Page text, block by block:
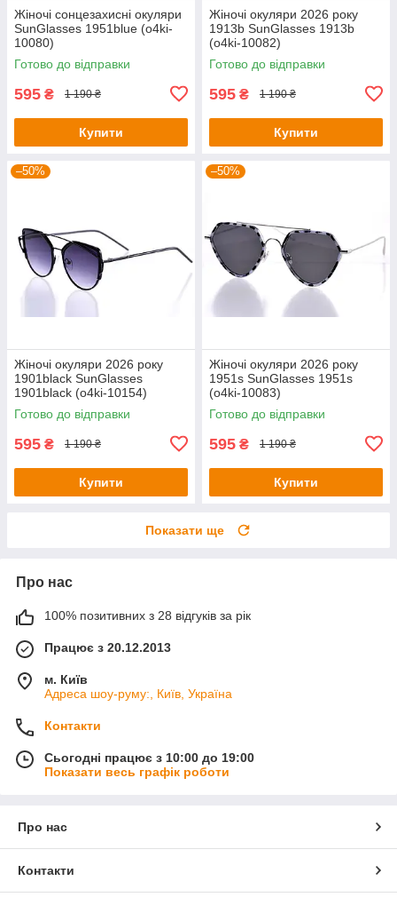
Жіночі сонцезахисні окуляри
SunGlasses 1951blue (o4ki-
10080)
Готово до відправки
595 ₴ 1 190 ₴
Купити
Жіночі окуляри 2026 року
1913b SunGlasses 1913b
(o4ki-10082)
Готово до відправки
595 ₴ 1 190 ₴
Купити
–50%
Жіночі окуляри 2026 року
1901black SunGlasses
1901black (o4ki-10154)
Готово до відправки
595 ₴ 1 190 ₴
Купити
–50%
Жіночі окуляри 2026 року
1951s SunGlasses 1951s
(o4ki-10083)
Готово до відправки
595 ₴ 1 190 ₴
Купити
Показати ще
Про нас
100% позитивних з 28 відгуків за рік
Працює з 20.12.2013
м. Київ
Адреса шоу-руму:, Київ, Україна
Контакти
Сьогодні працює з 10:00 до 19:00
Показати весь графік роботи
Про нас
Контакти